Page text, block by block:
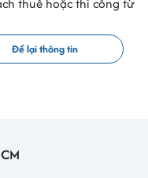
thuê hoặc thi công từ
Để lại thông tin